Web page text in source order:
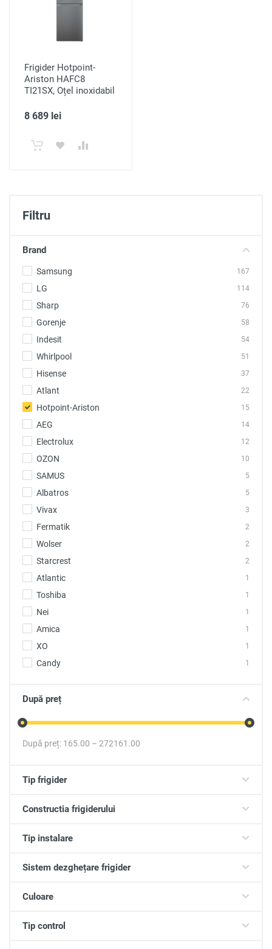
Filtru
Brand
Samsung 167
LG 114
Sharp 76
Gorenje 58
Indesit 54
Whirlpool 51
Hisense 37
Atlant 22
Hotpoint-Ariston 15
AEG 14
Electrolux 12
OZON 10
SAMUS 5
Albatros 5
Vivax 3
Fermatik 2
Wolser 2
Starcrest 2
Atlantic 1
Toshiba 1
Nei 1
Amica 1
XO 1
Candy 1
După preț
După preț: 165.00 – 272161.00
Tip frigider
Constructia frigiderului
Tip instalare
Sistem dezghețare frigider
Culoare
Tip control
Frigider Hotpoint-
Ariston HAFC8
TI21SX, Oțel inoxidabil
8 689 lei